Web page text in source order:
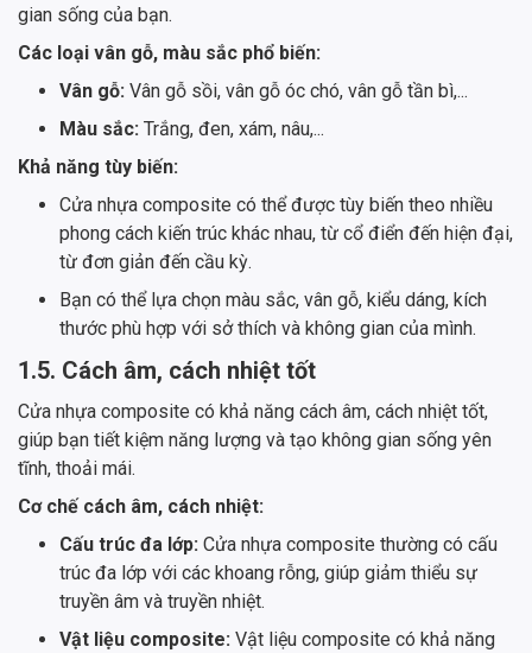
gian sống của bạn.
Các loại vân gỗ, màu sắc phổ biến:
Vân gỗ: Vân gỗ sồi, vân gỗ óc chó, vân gỗ tần bì,...
Màu sắc: Trắng, đen, xám, nâu,...
Khả năng tùy biến:
Cửa nhựa composite có thể được tùy biến theo nhiều
phong cách kiến trúc khác nhau, từ cổ điển đến hiện đại,
từ đơn giản đến cầu kỳ.
Bạn có thể lựa chọn màu sắc, vân gỗ, kiểu dáng, kích
thước phù hợp với sở thích và không gian của mình.
1.5. Cách âm, cách nhiệt tốt
Cửa nhựa composite có khả năng cách âm, cách nhiệt tốt,
giúp bạn tiết kiệm năng lượng và tạo không gian sống yên
tĩnh, thoải mái.
Cơ chế cách âm, cách nhiệt:
Cấu trúc đa lớp: Cửa nhựa composite thường có cấu
trúc đa lớp với các khoang rỗng, giúp giảm thiểu sự
truyền âm và truyền nhiệt.
Vật liệu composite: Vật liệu composite có khả năng